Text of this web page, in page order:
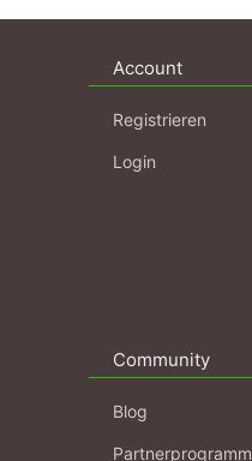
Account
Registrieren
Login
Community
Blog
Partnerprogramm